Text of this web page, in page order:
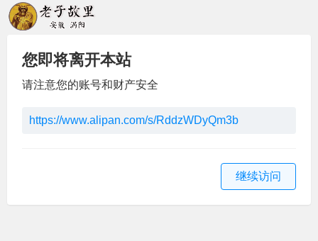
您即将离开本站
请注意您的账号和财产安全
https://www.alipan.com/s/RddzWDyQm3b
继续访问